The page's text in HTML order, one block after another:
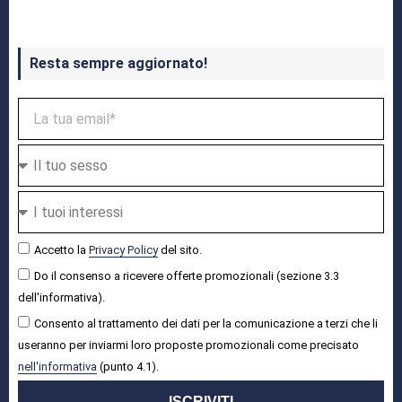
Resta sempre aggiornato!
Accetto la Privacy Policydel sito.
Do il consenso a ricevere offerte promozionali (sezione 3.3
dell'informativa).
Consento al trattamento dei dati per la comunicazione a terzi che li
useranno per inviarmi loro proposte promozionali come precisato
nell'informativa (punto 4.1).